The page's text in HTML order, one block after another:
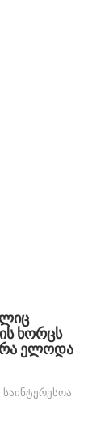
ხორცს
რა ელოდა
საინტერესოა